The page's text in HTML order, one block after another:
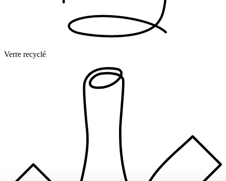
Verre recyclé